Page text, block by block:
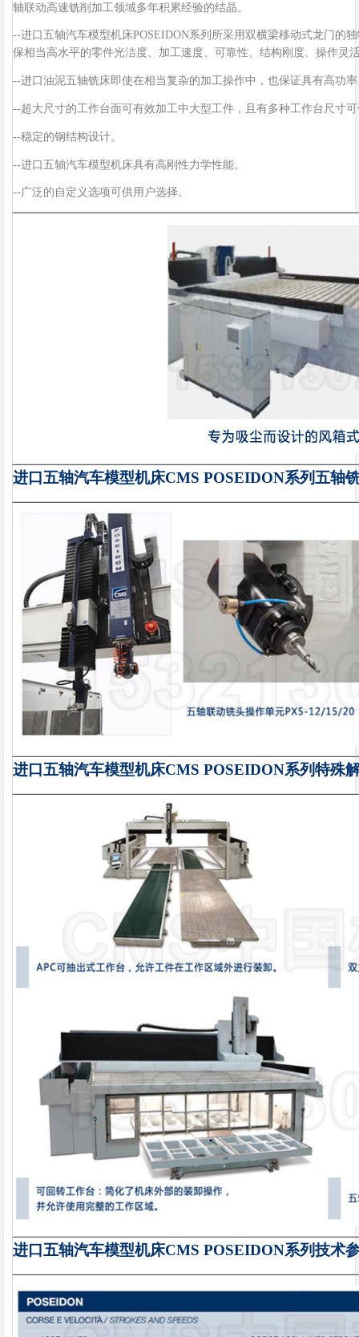
轴联动高速铣削加工领域多年积累经验的结晶。
--进口五轴汽车模型机床POSEIDON系列所采用双横梁移动式龙门的
保相当高水平的零件光洁度、加工速度、可靠性、结构刚度、操作灵
--进口油泥五轴铣床即使在相当复杂的加工操作中，也保证具有高功
--超 大尺寸的工作台面可有效加工中大型工件，且有多种工作台尺寸
--稳定的钢结构设计。
--进口五轴汽车模型机床具有高刚性力学性能。
--广泛的自定义选项可供用户选择。
进口五轴汽车模型机床CMS POSEIDON系列 五轴
进口五轴汽车模型机床CMS POSEIDON系列特殊
进口五轴汽车模型机床CMS POSEIDON系列技术